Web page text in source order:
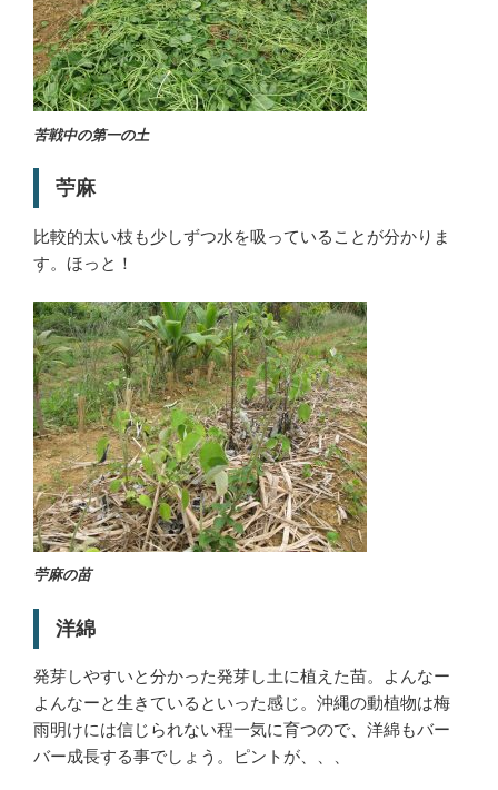
苦戦中の第一の土
苧麻
比較的太い枝も少しずつ水を吸っていることが分かりま
す。ほっと！
苧麻の苗
洋綿
発芽しやすいと分かった発芽し土に植えた苗。よんなー
よんなーと生きているといった感じ。沖縄の動植物は梅
雨明けには信じられない程一気に育つので、洋綿もバー
バー成長する事でしょう。ピントが、、、